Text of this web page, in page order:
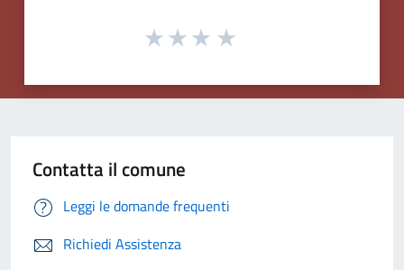
Contatta il comune
Leggi le domande frequenti
Richiedi Assistenza